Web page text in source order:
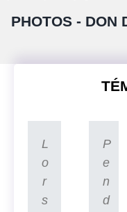
PHOTOS - DON
L
o
r
s
P
e
n
d